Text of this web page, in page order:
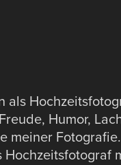
als
Humor,
meiner